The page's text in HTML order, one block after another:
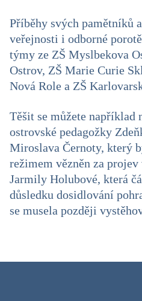
Příběhy svých pamětníků
veřejnosti i odborné
týmy ze ZŠ Myslbekova
Ostrov, ZŠ Marie Curie
Nová Role a ZŠ
Těšit se můžete například
ostrovské pedagožky
Miroslava Černoty, který
režimem vězněn za
Jarmily Holubové, která
důsledku dosidlování
se musela později